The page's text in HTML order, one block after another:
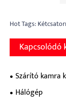
Hot Tags:
Kapcsolódó
Szárító kamra
Hálógép